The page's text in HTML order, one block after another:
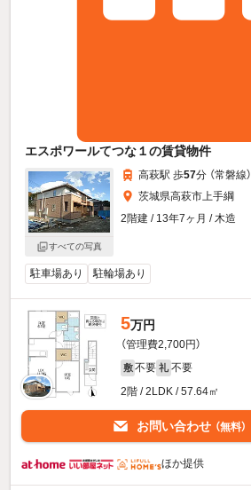
エスポワールてつな１の賃貸物件
すべての写真
高萩駅 歩57分 （常磐線）
茨城県高萩市上手綱
2階建 / 13年7ヶ月 / 木造
駐車場あり 駐輪場あり
5万円
（管理費2,700円）
敷 不要 礼 不要
2階 / 2LDK / 57.64㎡
お問い合わせ （無料）
ほか提供